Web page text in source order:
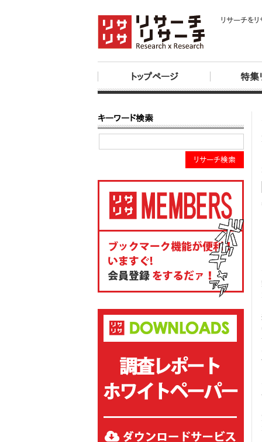
リサーチを
トップページ 特集
キーワード検索
リサーチ検索